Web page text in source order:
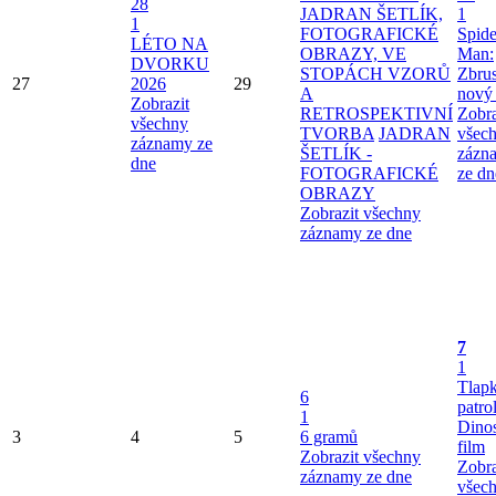
27
28
1
LÉTO NA
DVORKU
2026
Zobrazit
všechny
záznamy ze
dne
29
JADRAN ŠETLÍK,
FOTOGRAFICKÉ
OBRAZY, VE
STOPÁCH VZORŮ
A
RETROSPEKTIVNÍ
TVORBA JADRAN
ŠETLÍK -
FOTOGRAFICKÉ
OBRAZY
Zobrazit všechny
záznamy ze dne
1
Man:
nový
ze
3 4 5
6
1
6 gramů
Zobrazit všechny
záznamy ze dne
7
1
film